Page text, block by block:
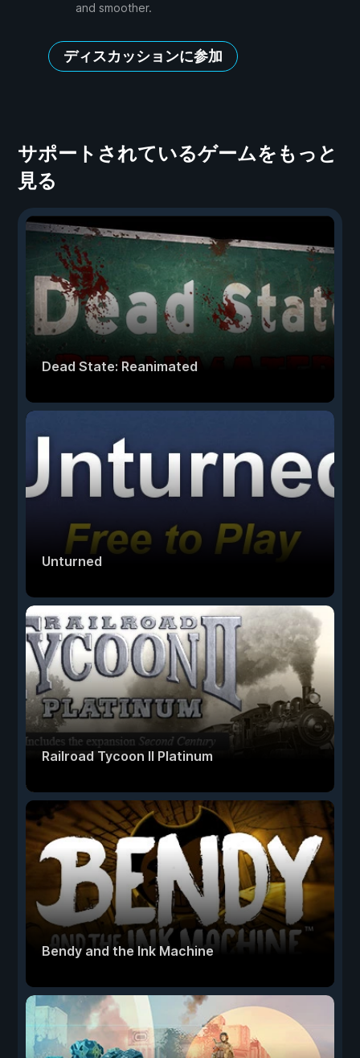
and smoother.
ディスカッションに参加
サポートされているゲームをもっと
見る
Dead State: Reanimated
Unturned
Railroad Tycoon II Platinum
Bendy and the Ink Machine